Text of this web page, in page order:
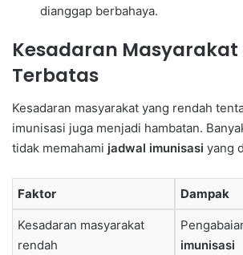
dianggap berbahaya.
Kesadaran Masyarakat
Terbatas
Kesadaran masyarakat yang rendah
imunisasi juga menjadi hambatan.
tidak memahami jadwal imunisasi yang
Faktor Dampak
Kesadaran masyarakat
rendah
imunisasi